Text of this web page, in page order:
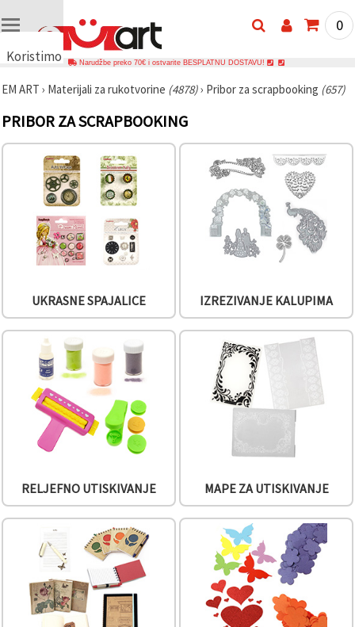
Koristimo
🍪
kolačiće i
tehnologije
kako bismo
osigurali
funkcioniranje
stranice,
poboljšali
korisničko
privolu,
prikazivali
relevantniji
sadržaj i
uključujući
uz pomoć
partnera za
analitiku i
marketing.
pristati na
korištenje
svih
kolačića
"Prihvati
preferencije
0
Narudžbe preko 70€ i ostvarite BESPLATNU DOSTAVU!
EM ART › Materijali za rukotvorine (4878)› Pribor za scrapbooking (657)
PRIBOR ZA SCRAPBOOKING
UKRASNE SPAJALICE IZREZIVANJE KALUPIMA
RELJEFNO UTISKIVANJE MAPE ZA UTISKIVANJE